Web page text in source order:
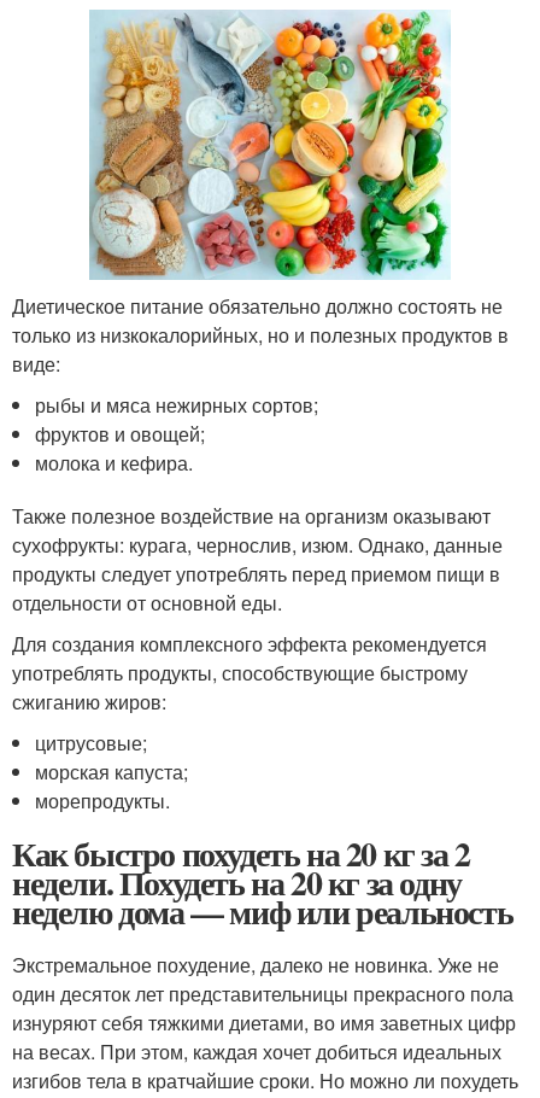
Диетическое питание обязательно должно состоять не
только из низкокалорийных, но и полезных продуктов в
виде:
рыбы и мяса нежирных сортов;
фруктов и овощей;
молока и кефира.
Также полезное воздействие на организм оказывают
сухофрукты: курага, чернослив, изюм. Однако, данные
продукты следует употреблять перед приемом пищи в
отдельности от основной еды.
Для создания комплексного эффекта рекомендуется
употреблять продукты, способствующие быстрому
сжиганию жиров:
цитрусовые;
морская капуста;
морепродукты.
Как быстро похудеть на 20 кг за 2
недели. Похудеть на 20 кг за одну
неделю дома — миф или реальность
Экстремальное похудение, далеко не новинка. Уже не
один десяток лет представительницы прекрасного пола
изнуряют себя тяжкими диетами, во имя заветных цифр
на весах. При этом, каждая хочет добиться идеальных
изгибов тела в кратчайшие сроки. Но можно ли похудеть